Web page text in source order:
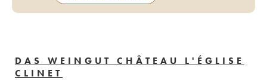
DAS WEINGUT CHÂTEAU L'ÉGLISE
CLINET